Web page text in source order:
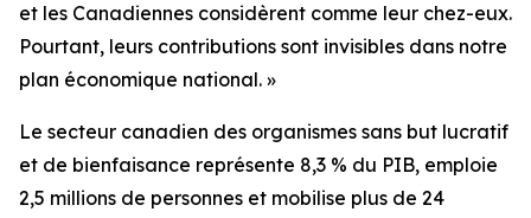
et les Canadiennes considèrent comme leur chez-eux.
Pourtant, leurs contributions sont invisibles dans notre
plan économique national. »
Le secteur canadien des organismes sans but lucratif
et de bienfaisance représente 8,3 % du PIB, emploie
2,5 millions de personnes et mobilise plus de 24